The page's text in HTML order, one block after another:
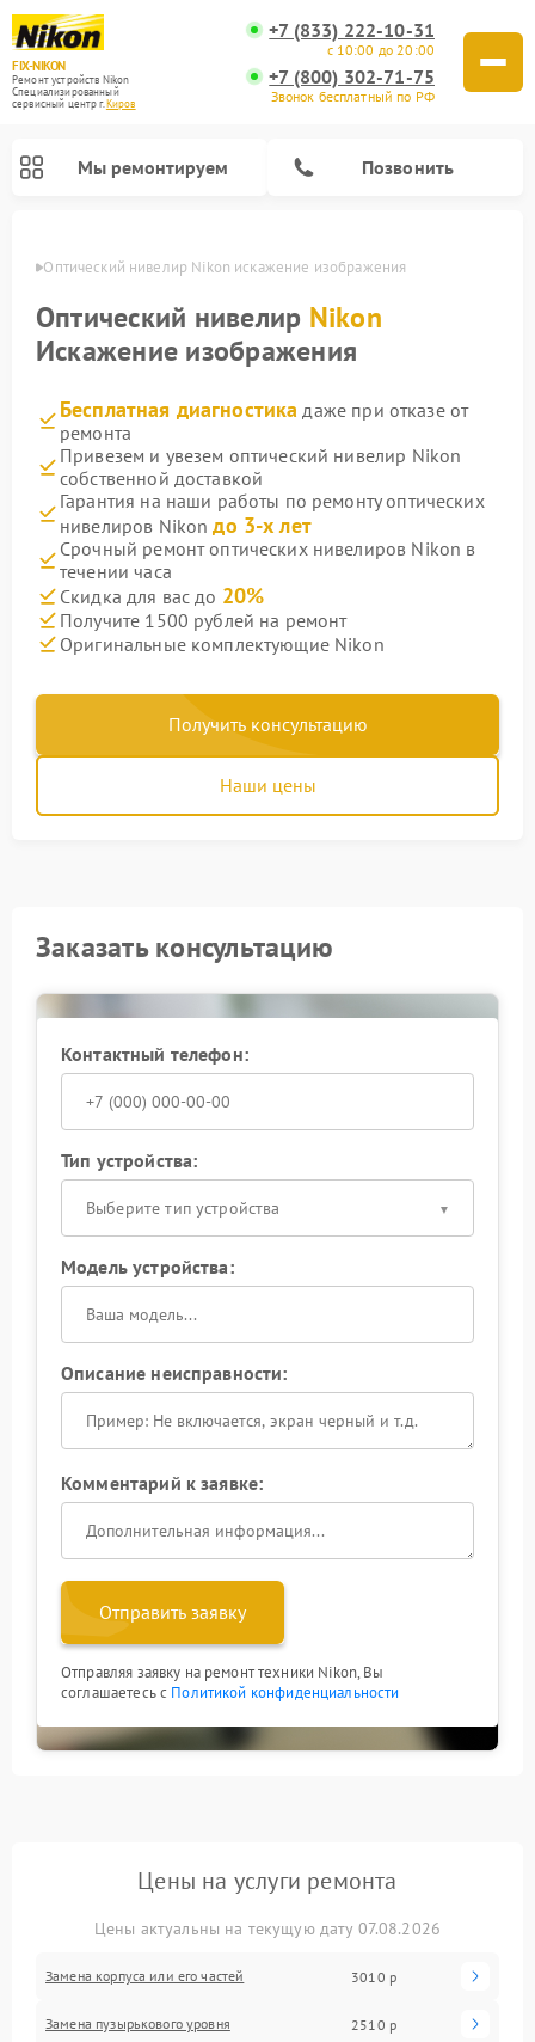
FIX-NIKON
Ремонт устройств Nikon
Специализированный
cервисный центр г.Киров
+7 (833) 222-10-31
с 10:00 до 20:00
+7 (800) 302-71-75
Звонок бесплатный по РФ
Мы ремонтируем Позвонить
Оптический нивелир Nikon искажение изображения
Оптический нивелир Nikon
Искажение изображения
Бесплатная диагностика даже при отказе от
ремонта
Привезем и увезем оптический нивелир Nikon
собственной доставкой
Гарантия на наши работы по ремонту оптических
нивелиров Nikonдо 3-х лет
Срочный ремонт оптических нивелиров Nikon в
течении часа
Скидка для вас до 20%
Получите 1500 рублей на ремонт
Оригинальные комплектующие Nikon
Получить консультацию
Наши цены
Заказать консультацию
Контактный телефон:
Тип устройства:
Выберите тип устройства
Модель устройства:
Описание неисправности:
Комментарий к заявке:
Отправить заявку
Отправляя заявку на ремонт техники Nikon, Вы
соглашаетесь с Политикой конфиденциальности
Цены на услуги ремонта
Цены актуальны на текущую дату 07.08.2026
Замена корпуса или его частей 3010 р
Замена пузырькового уровня 2510 р